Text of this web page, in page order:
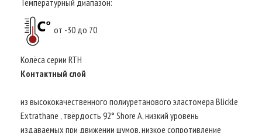
Температурный диапазон:
от -30 до 70
Колёса серии RTH
Контактный слой
из высококачественного полиуретанового эластомера Blickle
Extrathane , твёрдость 92° Shore A, низкий уровень
издаваемых при движении шумов, низкое сопротивление